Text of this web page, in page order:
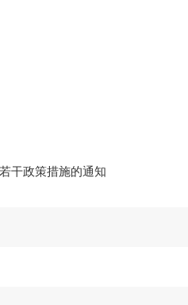
干政策措施的通知
式